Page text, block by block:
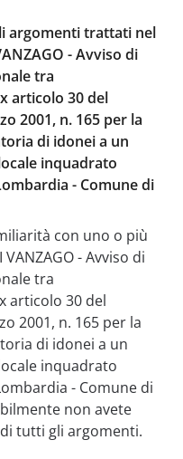
argomenti trattati nel
- Avviso di
tra
articolo 30 del
2001, n. 165 per la
di idonei a un
inquadrato
- Comune di
con uno o più
- Avviso di
tra
articolo 30 del
2001, n. 165 per la
di idonei a un
inquadrato
- Comune di
non avete
tutti gli argomenti.